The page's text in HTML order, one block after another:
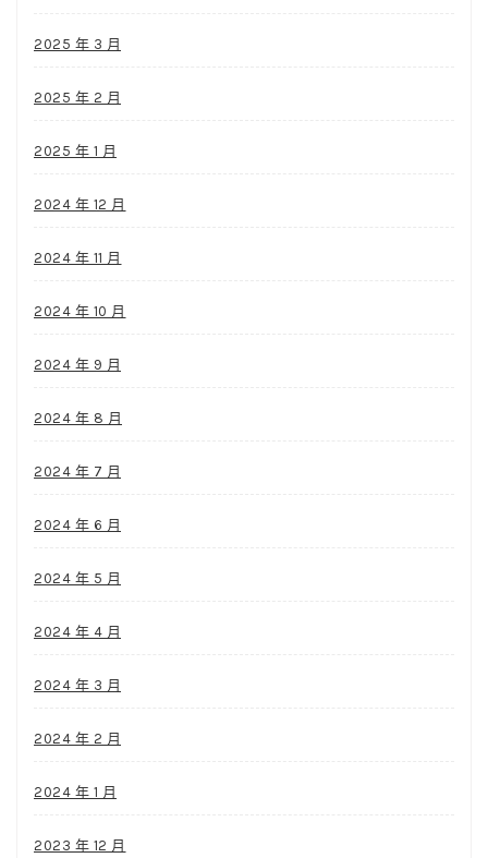
2025 年 3 月
2025 年 2 月
2025 年 1 月
2024 年 12 月
2024 年 11 月
2024 年 10 月
2024 年 9 月
2024 年 8 月
2024 年 7 月
2024 年 6 月
2024 年 5 月
2024 年 4 月
2024 年 3 月
2024 年 2 月
2024 年 1 月
2023 年 12 月